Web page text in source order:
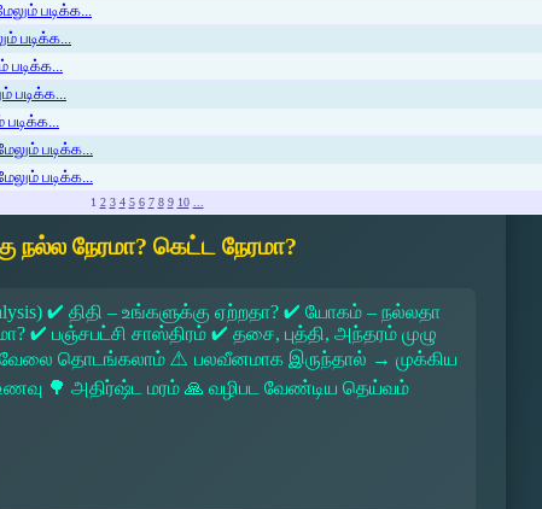
படிக்க...
படிக்க...
படிக்க...
படிக்க...
படிக்க...
படிக்க...
1 2 3 4 5 6 7 8 9 10 ...
நேரமா? கெட்ட நேரமா?
✔ திதி – உங்களுக்கு ஏற்றதா? ✔ யோகம் – நல்லதா
✔ பஞ்சபட்சி சாஸ்திரம் ✔ தசை, புத்தி, அந்தரம் முழு
வேலை தொடங்கலாம் ⚠ பலவீனமாக இருந்தால் → முக்கிய
உணவு 🌳 அதிர்ஷ்ட மரம் 🙏 வழிபட வேண்டிய தெய்வம்